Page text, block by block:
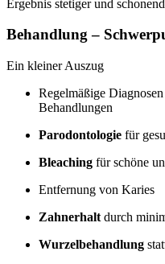
Ergebnis stetiger und
Behandlung –
Ein kleiner Auszug
Regelmäßige
Behandlungen
Parodontologie für
Bleaching für schöne
Entfernung von Karies
Zahnerhalt durch
Wurzelbehandlung